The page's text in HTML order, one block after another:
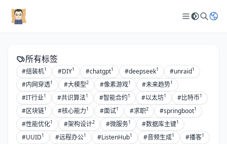
所有标签
#组装机1 #DIY1 #chatgpt1 #deepseek1 #unraid1
#内网穿透1 #大模型2 #像素游戏1 #未来趋势1
#IT行业1 #共识算法1 #智能合约1 #以太坊1 #比特币1
#区块链1 #核心能力1 #面试1 #求职2 #springboot1
#性能优化1 #架构设计2 #微服务1 #数据库主键1
#UUID1 #远程办公1 #ListenHub1 #音频生成1 #播客1